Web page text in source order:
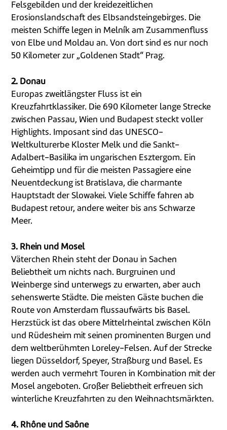
Felsgebilden und der kreidezeitlichen
Erosionslandschaft des Elbsandsteingebirges. Die
meisten Schiffe legen in Melník am Zusammenfluss
von Elbe und Moldau an. Von dort sind es nur noch
50 Kilometer zur „Goldenen Stadt“ Prag.
2. Donau
Europas zweitlängster Fluss ist ein
Kreuzfahrtklassiker. Die 690 Kilometer lange Strecke
zwischen Passau, Wien und Budapest steckt voller
Highlights. Imposant sind das UNESCO-
Weltkulturerbe Kloster Melk und die Sankt-
Adalbert-Basilika im ungarischen Esztergom. Ein
Geheimtipp und für die meisten Passagiere eine
Neuentdeckung ist Bratislava, die charmante
Hauptstadt der Slowakei. Viele Schiffe fahren ab
Budapest retour, andere weiter bis ans Schwarze
Meer.
3. Rhein und Mosel
Väterchen Rhein steht der Donau in Sachen
Beliebtheit um nichts nach. Burgruinen und
Weinberge sind unterwegs zu erwarten, aber auch
sehenswerte Städte. Die meisten Gäste buchen die
Route von Amsterdam flussaufwärts bis Basel.
Herzstück ist das obere Mittelrheintal zwischen Köln
und Rüdesheim mit seinen prominenten Burgen und
dem weltberühmten Loreley-Felsen. Auf der Strecke
liegen Düsseldorf, Speyer, Straßburg und Basel. Es
werden auch vermehrt Touren in Kombination mit der
Mosel angeboten. Großer Beliebtheit erfreuen sich
winterliche Kreuzfahrten zu den Weihnachtsmärkten.
4. Rhône und Saône